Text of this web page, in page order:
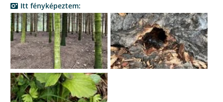
Itt fényképeztem: